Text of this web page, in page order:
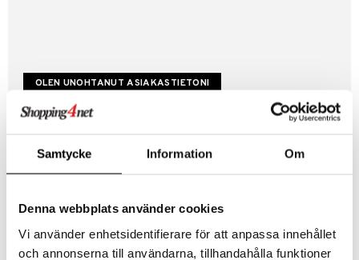
Samtycke Information Om
Denna webbplats använder cookies
Vi använder enhetsidentifierare för att anpassa innehållet
och annonserna till användarna, tillhandahålla funktioner
Luo uusi asiakas
Hyviä tarjouksia
Kestotilaus
Arvostele tuotteita
Toivelistat